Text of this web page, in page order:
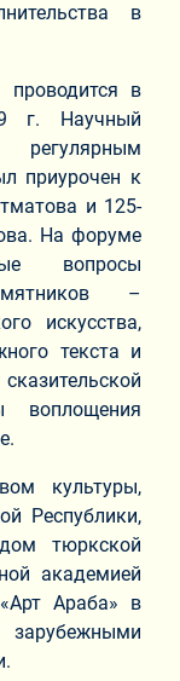
в
в
г. Научный
приурочен к
и 125-
На форуме
вопросы
–
искусства,
текста и
воплощения
культуры,
Республики,
тюркской
академией
Араба» в